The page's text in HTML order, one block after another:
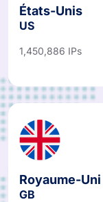
États-Unis
US
1,450,886 IPs
Royaume-Uni
GB